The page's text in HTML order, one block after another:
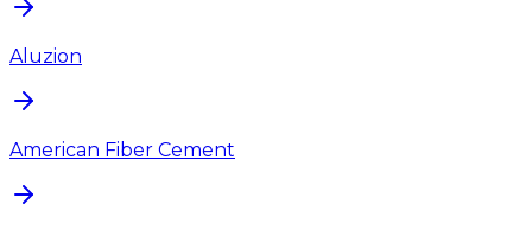
Aluzion
American Fiber Cement